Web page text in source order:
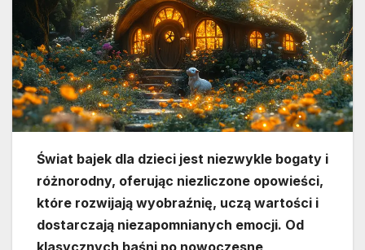
Świat bajek dla dzieci jest niezwykle bogaty i
różnorodny, oferując niezliczone opowieści,
które rozwijają wyobraźnię, uczą wartości i
dostarczają niezapomnianych emocji. Od